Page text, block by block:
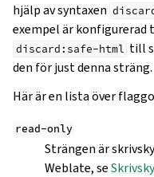
hjälp av syntaxen
exempel är konfigurerad
discard:safe-html till
den för just denna sträng.
Här är en lista över
read-only
Strängen är
Weblate, se